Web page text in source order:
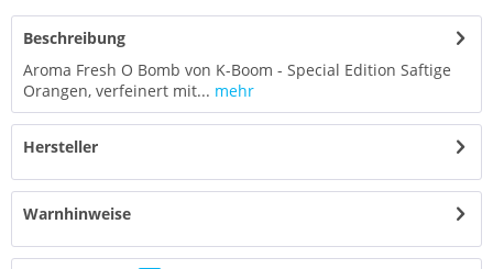
Beschreibung
Aroma Fresh O Bomb von K-Boom - Special Edition Saftige
Orangen, verfeinert mit... mehr
Hersteller
Warnhinweise